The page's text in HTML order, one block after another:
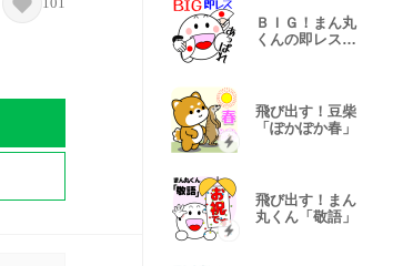
ＢＩＧ！まん丸
くんの即レスス
飛び出す！豆柴
「ぽかぽか春」
飛び出す！まん
丸くん「敬語」